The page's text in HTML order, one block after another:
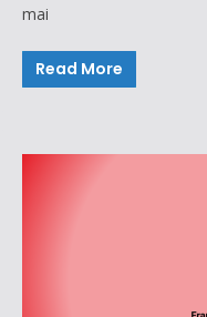
mai
Read More